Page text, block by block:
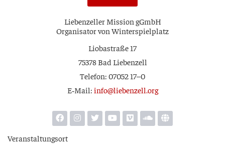
Lie­ben­zel­ler Mis­si­on gGmbH
Orga­ni­sa­tor von Winterspielplatz
Lio­ba­stra­ße 17
75378 Bad Liebenzell
Tele­fon: 07052 17–0
E‑Mail: info@liebenzell.org
Ver­an­stal­tungs­ort